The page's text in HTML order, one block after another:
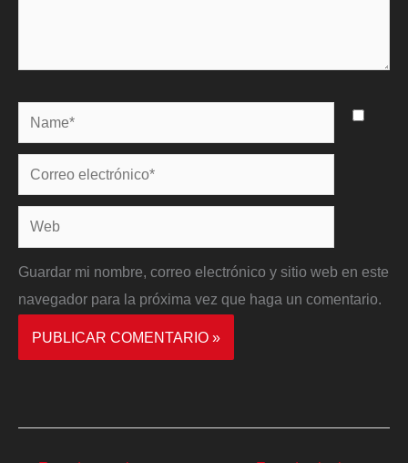
Name*
Correo
electrónico*
Web
Guardar mi nombre, correo electrónico y sitio web en este
navegador para la próxima vez que haga un comentario.